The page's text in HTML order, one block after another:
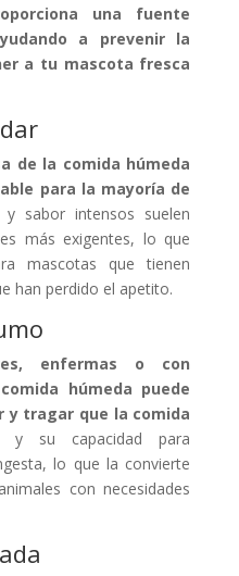
una fuente
a prevenir la
a tu mascota fresca
de la comida húmeda
para la mayoría de
sabor intensos suelen
más exigentes, lo que
mascotas que tienen
han perdido el apetito.
enfermas o con
húmeda puede
y tragar que la comida
y su capacidad para
lo que la convierte
con necesidades